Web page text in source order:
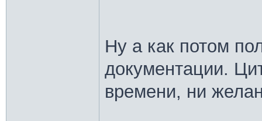
Ну а как потом
документации.
времени, ни